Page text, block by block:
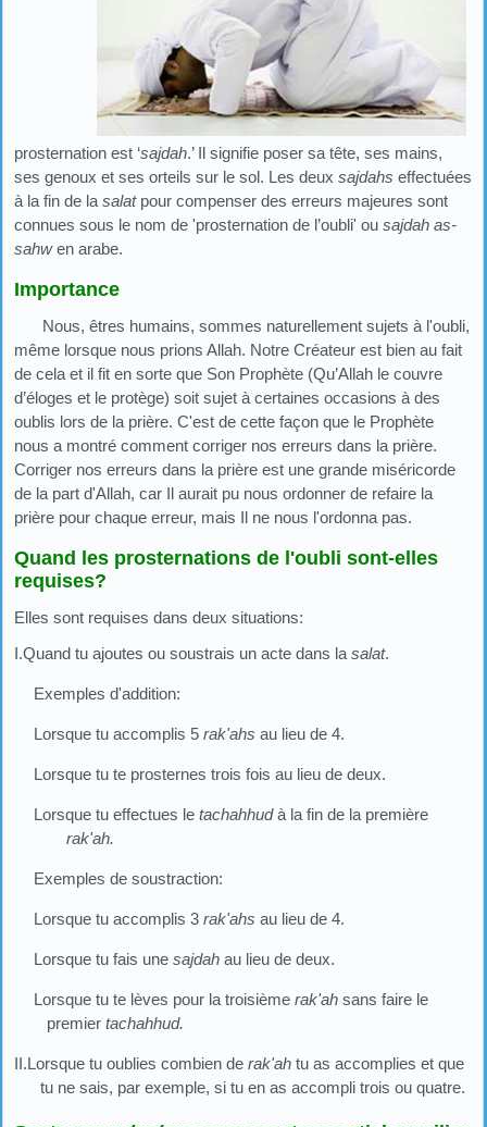
prosternation est ‘sajdah.’ Il signifie poser sa tête, ses mains,
ses genoux et ses orteils sur le sol. Les deux sajdahs effectuées
à la fin de la salatpour compenser des erreurs majeures sont
connues sous le nom de 'prosternation de l’oubli' ou sajdah as-
sahwen arabe.
Importance
Nous, êtres humains, sommes naturellement sujets à l'oubli,
même lorsque nous prions Allah. Notre Créateur est bien au fait
de cela et il fit en sorte que Son Prophète (Qu’Allah le couvre
d’éloges et le protège) soit sujet à certaines occasions à des
oublis lors de la prière. C'est de cette façon que le Prophète
nous a montré comment corriger nos erreurs dans la prière.
Corriger nos erreurs dans la prière est une grande miséricorde
de la part d'Allah, car Il aurait pu nous ordonner de refaire la
prière pour chaque erreur, mais Il ne nous l'ordonna pas.
Quand les prosternations de l'oubli sont-elles
requises?
Elles sont requises dans deux situations:
I.Quand tu ajoutes ou soustrais un acte dans la salat.
Exemples d'addition:
Lorsque tu accomplis 5 rak'ahs au lieu de 4.
Lorsque tu te prosternes trois fois au lieu de deux.
Lorsque tu effectues le tachahhudà la fin de la première
rak'ah.
Exemples de soustraction:
Lorsque tu accomplis 3 rak'ahs au lieu de 4.
Lorsque tu fais une sajdah au lieu de deux.
Lorsque tu te lèves pour la troisième rak'ah sans faire le
premiertachahhud.
II.Lorsque tu oublies combien de rak'ah tu as accomplies et que
tu ne sais, par exemple, si tu en as accompli trois ou quatre.